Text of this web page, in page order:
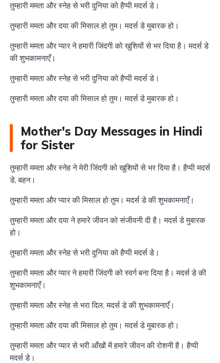
तुम्हारी ममता और स्नेह से भरी दुनिया को हैप्पी मदर्स डे।
तुम्हारी ममता और दया की मिसाल हो तुम। मदर्स डे मुबारक हो।
तुम्हारी ममता और प्यार ने हमारी जिंदगी को खुशियों से भर दिया है। मदर्स डे
की शुभकामनाएँ।
तुम्हारी ममता और स्नेह से भरी दुनिया को हैप्पी मदर्स डे।
तुम्हारी ममता और दया की मिसाल हो तुम। मदर्स डे मुबारक हो।
Mother's Day Messages in Hindi
for Sister
तुम्हारी ममता और स्नेह ने मेरी जिंदगी को खुशियों से भर दिया है। हैप्पी मदर्स
डे, बहन।
तुम्हारी ममता और प्यार की मिसाल हो तुम। मदर्स डे की शुभकामनाएँ।
तुम्हारी ममता और दया ने हमारे जीवन को संजीवनी दी है। मदर्स डे मुबारक
हो।
तुम्हारी ममता और स्नेह से भरी दुनिया को हैप्पी मदर्स डे।
तुम्हारी ममता और प्यार ने हमारी जिंदगी को स्वर्ग बना दिया है। मदर्स डे की
शुभकामनाएँ।
तुम्हारी ममता और स्नेह से भरा दिल, मदर्स डे की शुभकामनाएँ।
तुम्हारी ममता और दया की मिसाल हो तुम। मदर्स डे मुबारक हो।
तुम्हारी ममता और प्यार से भरी आँखों में हमारे जीवन की रोशनी है। हैप्पी
मदर्स डे।